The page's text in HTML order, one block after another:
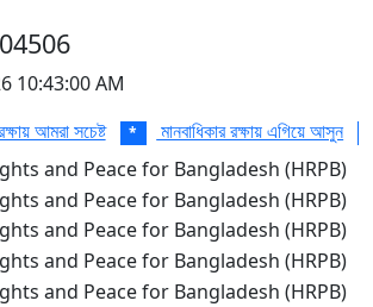
10:43:00 AM
আমরা সচেষ্ট মানবাধিকার রক্ষায় এগিয়ে আসুন